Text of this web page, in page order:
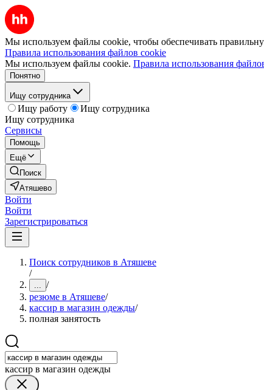
Мы используем файлы cookie, чтобы обеспечивать
Правила использования файлов cookie
Мы используем файлы cookie. Правила использования
Понятно
Ищу сотрудника
Ищу работу
Ищу сотрудника
Ищу сотрудника
Сервисы
Помощь
Ещё
Поиск
Атяшево
Войти
Войти
Зарегистрироваться
Поиск сотрудников в Атяшеве
/
... /
резюме в Атяшеве/
кассир в магазин одежды/
полная занятость
кассир в магазин одежды